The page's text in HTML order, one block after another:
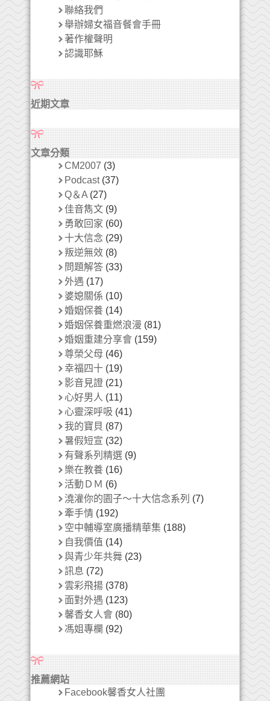
聯絡我們
舉辦婦女福音餐會手冊
著作權聲明
認識耶穌
近期文章
文章分類
CM2007 (3)
Podcast(37)
Q＆A (27)
佳音雋文 (9)
勇敢回家 (60)
十大信念 (29)
叛逆無效 (8)
問題解答 (33)
外遇 (17)
婆媳關係 (10)
婚姻保養 (14)
婚姻保養重燃浪漫 (81)
婚姻重建分享會 (159)
尊榮父母 (46)
幸福四十 (19)
影音見證 (21)
心好男人 (11)
心靈深呼吸 (41)
我的寶貝 (87)
暑假短宣 (32)
有聲系列精選 (9)
樂在教養 (16)
活動ＤＭ (6)
澆灌你的園子～十大信念系列 (7)
牽手情 (192)
空中輔導室廣播精華集 (188)
自我價值 (14)
與青少年共舞 (23)
訊息 (72)
雲彩飛揚 (378)
面對外遇 (123)
馨香女人會 (80)
馮姐專欄 (92)
推薦網站
Facebook馨香女人社團